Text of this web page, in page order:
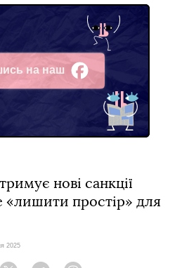
на наш
нові санкції
«лишити простір» для
2025